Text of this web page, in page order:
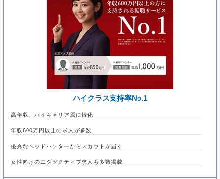
ハイクラス支持率No.1
高年収、ハイキャリア層に特化
年収600万円以上の求人が多数
優秀なヘッドハンターからスカウトが届く
女性向けのエグゼクティブ求人も多数掲載